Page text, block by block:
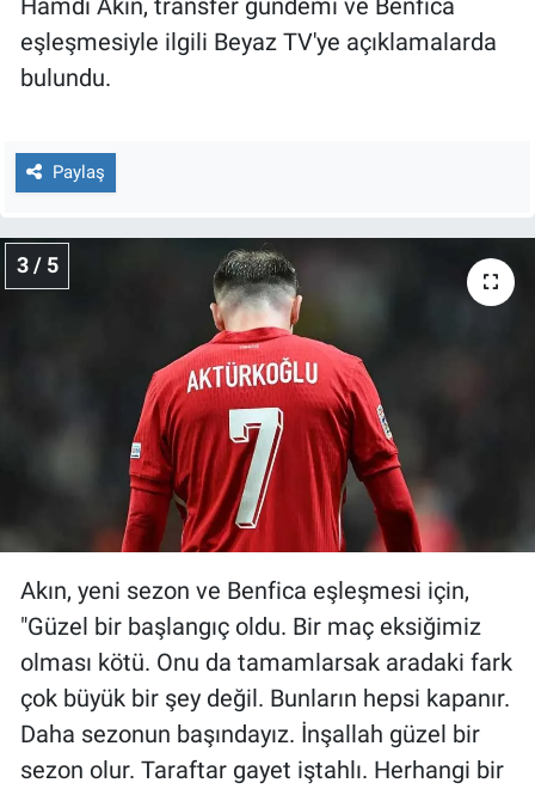
Hamdi Akın, transfer gündemi ve Benfica
eşleşmesiyle ilgili Beyaz TV'ye açıklamalarda
bulundu.
Paylaş
3 / 5
Akın, yeni sezon ve Benfica eşleşmesi için,
"Güzel bir başlangıç oldu. Bir maç eksiğimiz
olması kötü. Onu da tamamlarsak aradaki fark
çok büyük bir şey değil. Bunların hepsi kapanır.
Daha sezonun başındayız. İnşallah güzel bir
sezon olur. Taraftar gayet iştahlı. Herhangi bir
Yerel Yaşam
Canlı Yayın